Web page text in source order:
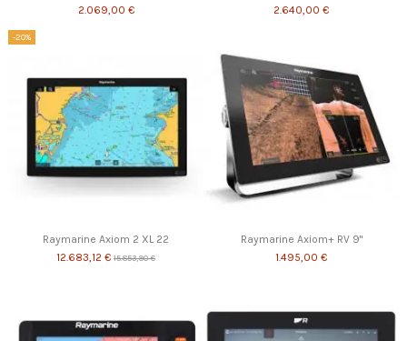
2.069,00 €
2.640,00 €
-20%
Raymarine Axiom 2 XL 22
12.683,12 € 15.853,90 €
Raymarine Axiom+ RV 9"
1.495,00 €